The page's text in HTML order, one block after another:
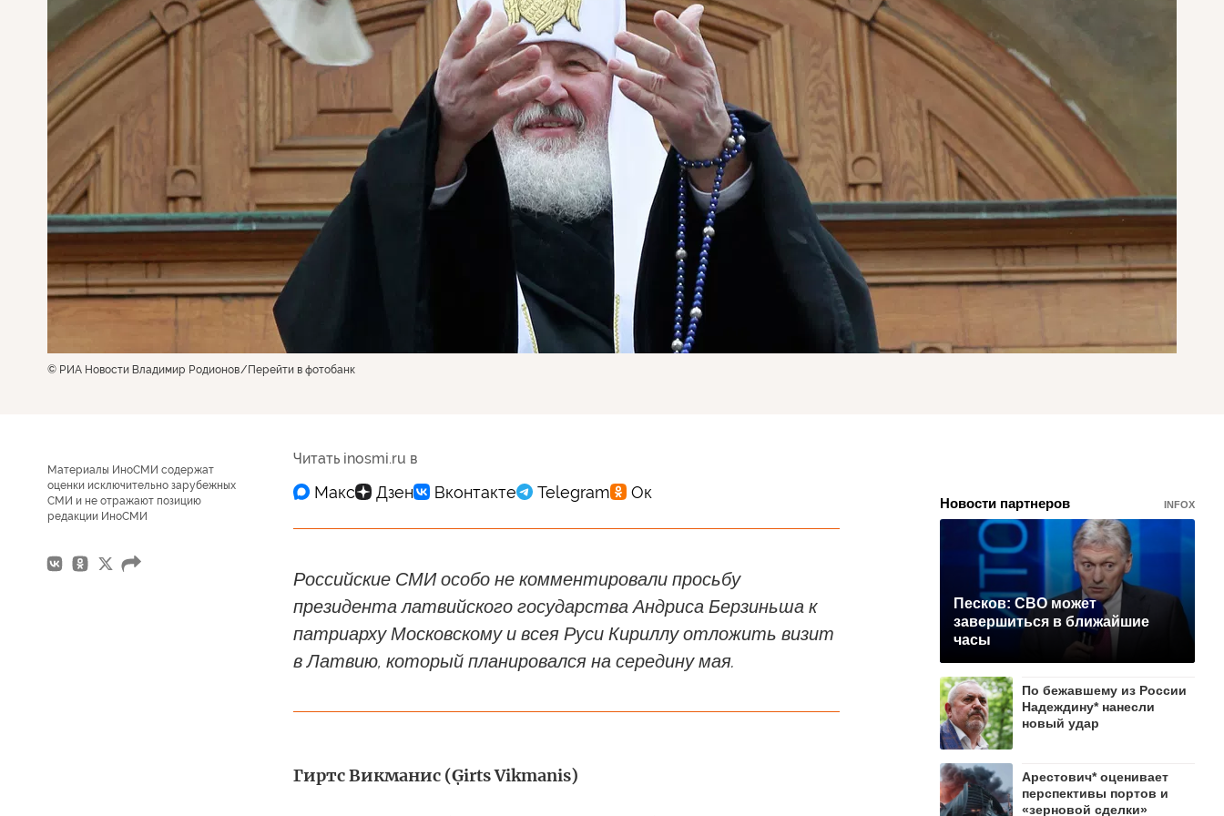
© РИА Новости Владимир Родионов Перейти в фотобанк
Материалы ИноСМИ содержат
оценки исключительно зарубежных
СМИ и не отражают позицию
редакции ИноСМИ
Читать inosmi.ru в
Российские СМИ особо не комментировали просьбу
президента латвийского государства Андриса Берзиньша к
патриарху Московскому и всея Руси Кириллу отложить визит
в Латвию, который планировался на середину мая.
Гиртс Викманис (Ģirts Vikmanis)
Новости партнеров INFOX
Песков: СВО может
завершиться в ближайшие
часы
По бежавшему из России
Надеждину* нанесли
новый удар
Арестович* оценивает
перспективы портов и
«зерновой сделки»